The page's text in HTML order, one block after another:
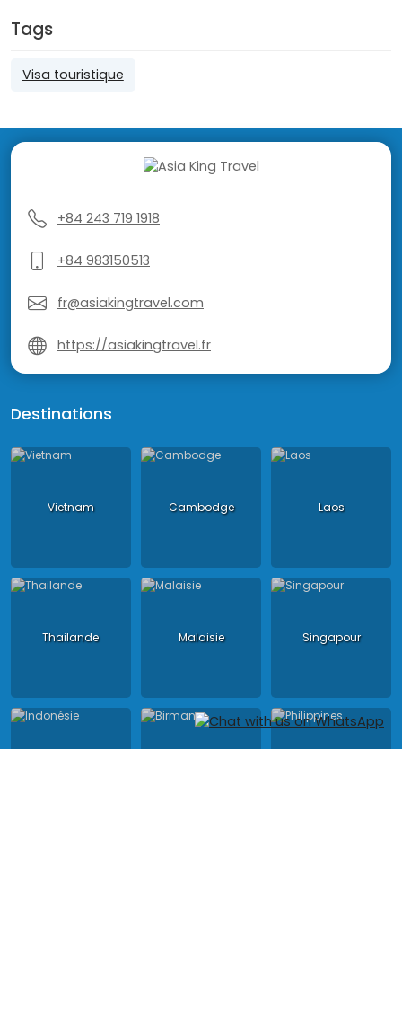
Tags
Visa touristique
+84 243 719 1918
+84 983150513
fr@asiakingtravel.com
https://asiakingtravel.fr
Destinations
Vietnam Cambodge Laos
Thailande Malaisie Singapour